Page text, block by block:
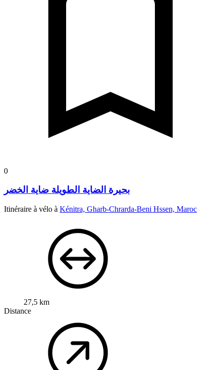
0
بحيرة الضاية الطويلة ضاية الخضر
Itinéraire à vélo à Kénitra, Gharb-Chrarda-Beni Hssen, Maroc
27,5 km
Distance